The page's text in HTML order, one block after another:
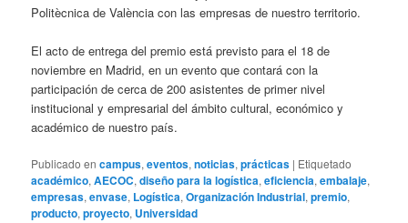
Politècnica de València con las empresas de nuestro territorio.
El acto de entrega del premio está previsto para el 18 de
noviembre en Madrid, en un evento que contará con la
participación de cerca de 200 asistentes de primer nivel
institucional y empresarial del ámbito cultural, económico y
académico de nuestro país.
Publicado en campus,eventos,noticias,prácticas | Etiquetado
académico,AECOC,diseño para la logística,eficiencia,embalaje,
empresas,envase, Logística,Organización Industrial,premio,
producto,proyecto, Universidad